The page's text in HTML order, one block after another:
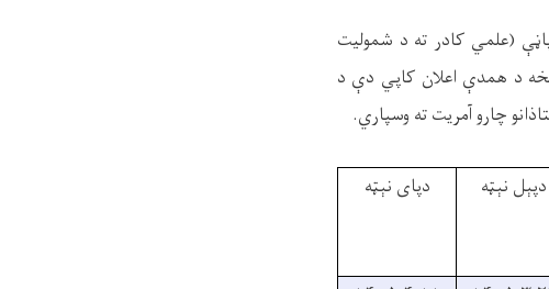
(علمي کادر ته د شموليت
څخه د همدې اعلان کاپي دې د
چارو آمريت ته وسپاري.
دپېل نېټه دپای نېټه